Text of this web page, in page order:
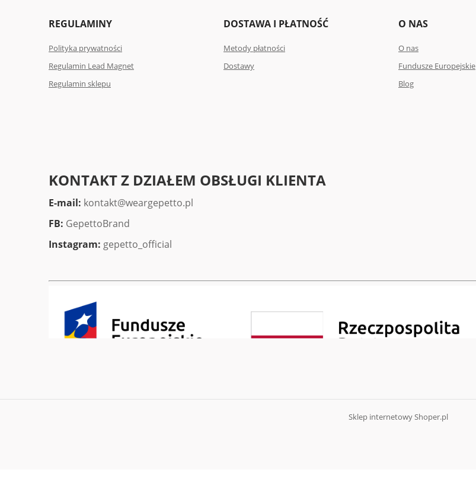
REGULAMINY
Polityka prywatności
Regulamin Lead Magnet
Regulamin sklepu
DOSTAWA I PŁATNOŚĆ
Metody płatności
Dostawy
O NAS
O nas
Fundusze Europejskie
Blog
KONTAKT Z DZIAŁEM OBSŁUGI KLIENTA
E-mail: kontakt@weargepetto.pl
FB: GepettoBrand
Instagram: gepetto_official
Sklep internetowy Shoper.pl